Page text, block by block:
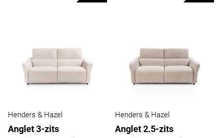
Henders & Hazel
Anglet 3-zits
Henders & Hazel
Anglet 2.5-zits